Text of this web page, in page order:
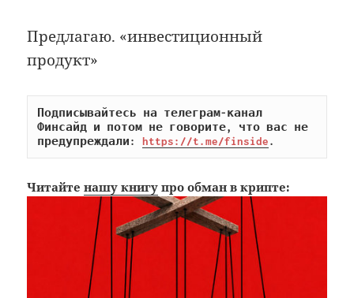
Предлагаю. «инвестиционный
продукт»
Подписывайтесь на телеграм-канал
Финсайд и потом не говорите, что вас не
предупреждали: https://t.me/finside.
Читайтенашу книгу про обман в крипте: